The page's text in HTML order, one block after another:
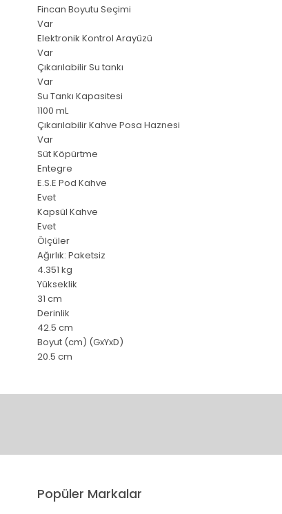
Fincan Boyutu Seçimi
Var
Elektronik Kontrol Arayüzü
Var
Çıkarılabilir Su tankı
Var
Su Tankı Kapasitesi
1100 mL
Çıkarılabilir Kahve Posa Haznesi
Var
Süt Köpürtme
Entegre
E.S.E Pod Kahve
Evet
Kapsül Kahve
Evet
Ölçüler
Ağırlık: Paketsiz
4.351 kg
Yükseklik
31 cm
Derinlik
42.5 cm
Boyut (cm) (GxYxD)
20.5 cm
Ürün açıklamasında eksik bilgiler bulunuyor.
Popüler Markalar